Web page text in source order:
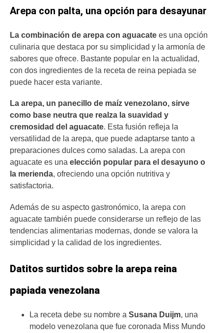
Arepa con palta, una opción para desayunar
La combinación de arepa con aguacate es una opción
culinaria que destaca por su simplicidad y la armonía de
sabores que ofrece. Bastante popular en la actualidad,
con dos ingredientes de la receta de reina pepiada se
puede hacer esta variante.
La arepa, un panecillo de maíz venezolano, sirve
como base neutra que realza la suavidad y
cremosidad del aguacate. Esta fusión refleja la
versatilidad de la arepa, que puede adaptarse tanto a
preparaciones dulces como saladas. La arepa con
aguacate es una elección popular para el desayuno o
la merienda, ofreciendo una opción nutritiva y
satisfactoria.
Además de su aspecto gastronómico, la arepa con
aguacate también puede considerarse un reflejo de las
tendencias alimentarias modernas, donde se valora la
simplicidad y la calidad de los ingredientes.
Datitos surtidos sobre la arepa reina
papiada venezolana
La receta debe su nombre a Susana Duijm, una
modelo venezolana que fue coronada Miss Mundo